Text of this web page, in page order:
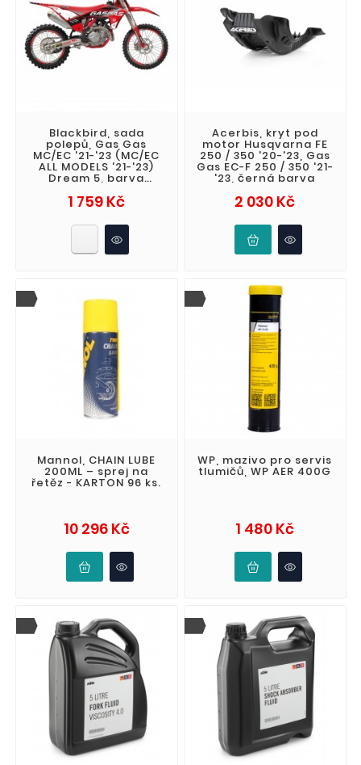
Blackbird, sada
polepů, Gas Gas
MC/EC '21-'23 (MC/EC
ALL MODELS '21-'23)
Dream 5, barva
1 759 KčCena
Acerbis, kryt pod
motor Husqvarna FE
250 / 350 '20-'23, Gas
Gas EC-F 250 / 350 '21-
'23, černá barva
2 030 KčCena
Mannol, CHAIN LUBE
200ML – sprej na
řetěz - KARTON 96 ks.
10 296 KčCena
WP, mazivo pro servis
tlumičů, WP AER 400G
1 480 KčCena